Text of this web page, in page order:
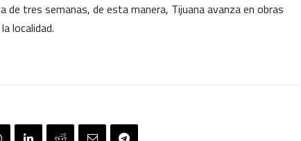
de tres semanas, de esta manera, Tijuana avanza en obras
localidad.